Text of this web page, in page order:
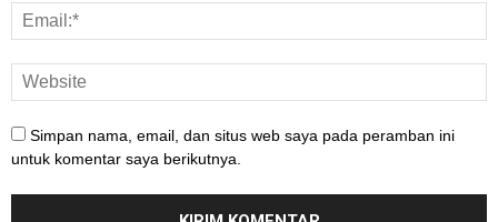
Simpan nama, email, dan situs web saya pada peramban ini
untuk komentar saya berikutnya.